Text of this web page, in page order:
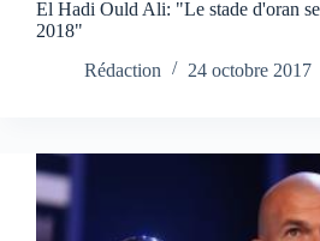
El Hadi Ould Ali: "Le stade d'oran
2018"
Rédaction
24 octobre 2017